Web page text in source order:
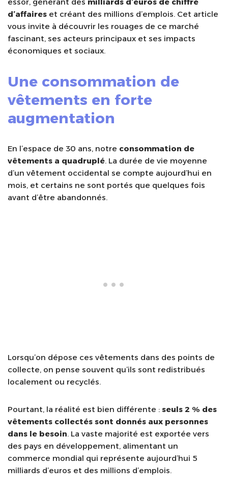
essor, générant des milliards d’euros de chiffre
d’affaires et créant des millions d’emplois. Cet article
vous invite à découvrir les rouages de ce marché
fascinant, ses acteurs principaux et ses impacts
économiques et sociaux.
Une consommation de
vêtements en forte
augmentation
En l’espace de 30 ans, notre consommation de
vêtements a quadruplé. La durée de vie moyenne
d’un vêtement occidental se compte aujourd’hui en
mois, et certains ne sont portés que quelques fois
avant d’être abandonnés.
Lorsqu’on dépose ces vêtements dans des points de
collecte, on pense souvent qu’ils sont redistribués
localement ou recyclés.
Pourtant, la réalité est bien différente : seuls 2 % des
vêtements collectés sont donnés aux personnes
dans le besoin. La vaste majorité est exportée vers
des pays en développement, alimentant un
commerce mondial qui représente aujourd’hui 5
milliards d’euros et des millions d’emplois.